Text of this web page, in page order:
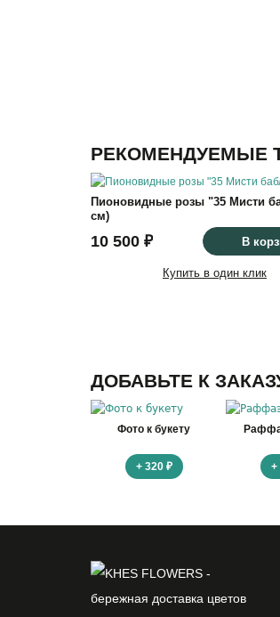
РЕКОМЕНДУЕМЫЕ
Пионовидные розы "35 Мисти
см)
10 500 ₽ В
Купить в один клик
ДОБАВЬТЕ К
Фото к букету
+ 320 ₽ +